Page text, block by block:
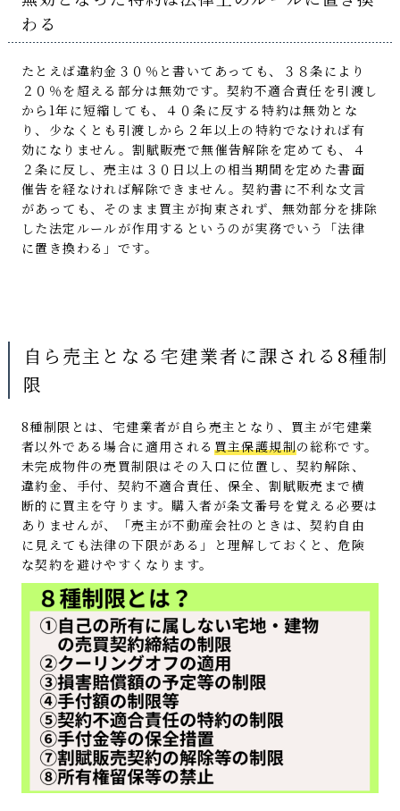
わる
たとえば違約金３０％と書いてあっても、３８条により
２０％を超える部分は無効です。契約不適合責任を引渡し
から1年に短縮しても、４０条に反する特約は無効とな
り、少なくとも引渡しから２年以上の特約でなければ有
効になりません。割賦販売で無催告解除を定めても、４
２条に反し、売主は３０日以上の相当期間を定めた書面
催告を経なければ解除できません。契約書に不利な文言
があっても、そのまま買主が拘束されず、無効部分を排除
した法定ルールが作用するというのが実務でいう「法律
に置き換わる」です。
自ら売主となる宅建業者に課される8種制
限
8種制限とは、宅建業者が自ら売主となり、買主が宅建業
者以外である場合に適用される 買主保護規制の総称です。
未完成物件の売買制限はその入口に位置し、契約解除、
違約金、手付、契約不適合責任、保全、割賦販売まで横
断的に買主を守ります。購入者が条文番号を覚える必要は
ありませんが、「売主が不動産会社のときは、契約自由
に見えても法律の下限がある」と理解しておくと、危険
な契約を避けやすくなります。